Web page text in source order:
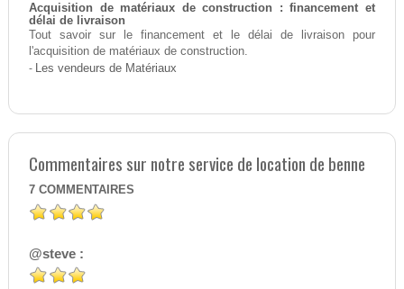
Acquisition de matériaux de construction : financement et
délai de livraison
Tout savoir sur le financement et le délai de livraison pour
l'acquisition de matériaux de construction.
- Les vendeurs de Matériaux
Commentaires sur notre service de location de benne
7 COMMENTAIRES
@steve :